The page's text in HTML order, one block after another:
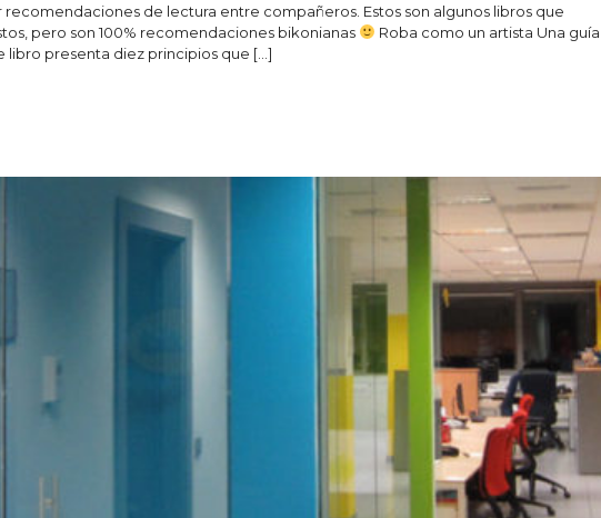
de lectura entre compañeros. Estos son algunos libros que
pero son 100% recomendaciones bikonianas
Roba como un artista Una guía
libro presenta diez principios que […]